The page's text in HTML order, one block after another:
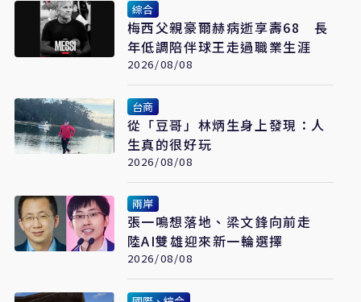
綜合
梅西父親豪爾赫病逝享壽68 長
年低調陪伴球王走過職業生涯
2026/08/08
台商
從「豆哥」林炳生身上發現：人
生真的很好玩
2026/08/08
兩岸
張一鳴想落地、梁文鋒向前走
陸AI雙雄迎來新一輪選擇
2026/08/08